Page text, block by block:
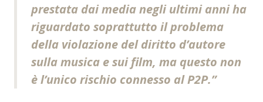
prestata dai media negli ultimi anni ha
riguardato soprattutto il problema
della violazione del diritto d’autore
sulla musica e sui film, ma questo non
è l’unico rischio connesso al P2P.”